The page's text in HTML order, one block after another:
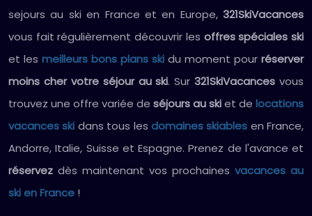
sejours au ski en France et en Europe, 321SkiVacances
vous fait régulièrement découvrir les offres spéciales ski
et les meilleurs bons plans ski du moment pour réserver
moins cher votre séjour au ski. Sur321SkiVacances vous
trouvez une offre variée de séjours au skiet de locations
vacances ski dans tous les domaines skiables en France,
Andorre, Italie, Suisse et Espagne. Prenez de l'avance et
réservez dès maintenant vos prochaines vacances au
ski en France !